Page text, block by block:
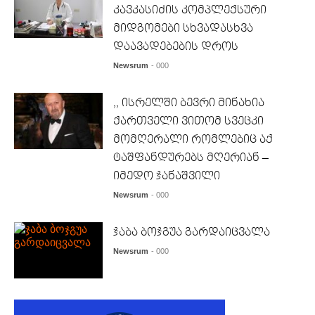
კავკასიძის კომპლექსური
მიდგომები სხვადასხვა
დაავადებების დროს
Newsrum - 000
,, ისრელში ბევრი მინახია
ქართველი ვითომ სვეცკი
მომღერალი რომლებიც აქ
ტაშფანდურებს მღერიან –
იმედო ჯანაშვილი
Newsrum - 000
ჯაბა ბოჯგუა გარდაიცვალა
Newsrum - 000